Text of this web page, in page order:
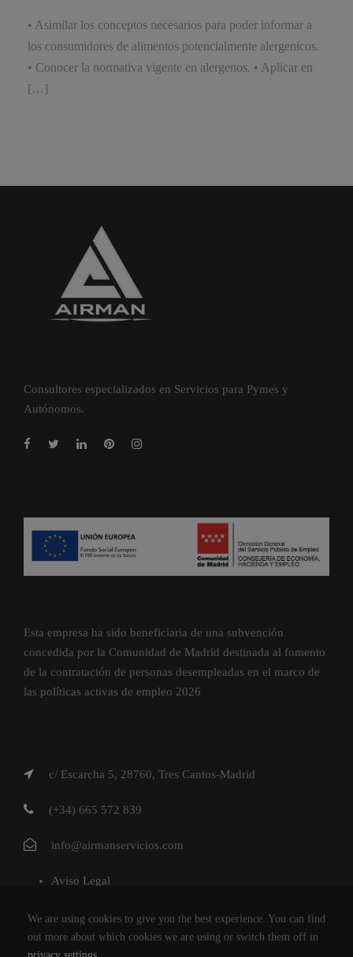
• Asimilar los conceptos necesarios para poder informar a
los consumidores de alimentos potencialmente alergenicos.
• Conocer la normativa vigente en alergenos. • Aplicar en
[…]
Consultores especializados en Servicios para Pymes y
Autónomos.
Esta empresa ha sido beneficiaria de una subvención
concedida por la Comunidad de Madrid destinada al fomento
de la contratación de personas desempleadas en el marco de
las políticas activas de empleo 2026
c/ Escarcha 5, 28760, Tres Cantos-Madrid
(+34) 665 572 839
info@airmanservicios.com
Aviso Legal
Política de Cookies
We are using cookies to give you the best experience. You can find
out more about which cookies we are using or switch them off in